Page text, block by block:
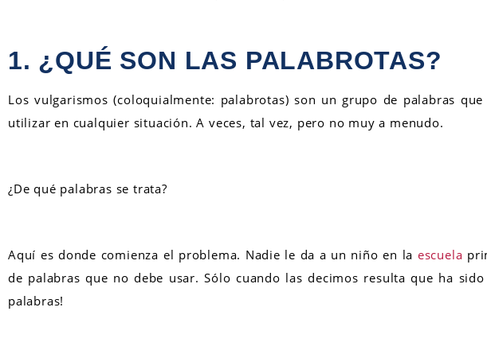
1. ¿QUÉ SON LAS PALABROTAS?
Los vulgarismos (coloquialmente: palabrotas) son un grupo de palabras
utilizar en cualquier situación. A veces, tal vez, pero no muy a menudo.
¿De qué palabras se trata?
Aquí es donde comienza el problema. Nadie le da a un niño en la escuela
de palabras que no debe usar. Sólo cuando las decimos resulta que ha sido
palabras!